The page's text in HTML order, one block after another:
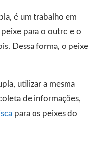
é um trabalho em
para o outro e o
Dessa forma, o peixe
utilizar a mesma
de informações,
para os peixes do